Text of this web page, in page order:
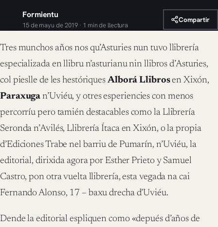
Formientu
15 de mayu de 2019 · 1 min de llectura
Compartir
Tres munchos años nos qu’Asturies nun tuvo llibrería
especializada en llibru n’asturianu nin llibros d’Asturies,
col pieslle de les hestóriques Alborá Llibrosen Xixón,
Paraxuga n’Uviéu, y otres esperiencies con menos
percorríu pero tamién destacables como la Llibrería
Seronda n’Avilés, Llibrería Ítaca en Xixón, o la propia
d’Ediciones Trabe nel barriu de Pumarín, n’Uviéu, la
editorial, dirixida agora por Esther Prieto y Samuel
Castro, pon otra vuelta llibrería, esta vegada na cai
Fernando Alonso, 17 – baxu drecha d’Uviéu.
Dende la editorial espliquen como «depués d’años de